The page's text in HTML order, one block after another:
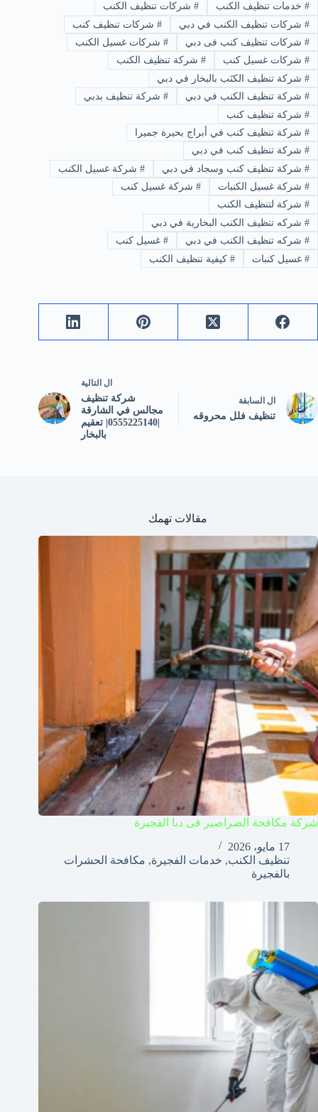
#خدمات تنظيف الكنب #شركات تنظيف الكنب
#شركات تنظيف الكنب في دبي #شركات تنظيف كنب
#شركات تنظيف كنب فى دبي #شركات غسيل الكنب
#شركات غسيل كنب #شركة تنظيف الكنب
#شركة تنظيف الكنَب بالبخار في دبي
#شركة تنظيف الكنب في دبي #شركة تنظيف بدبي
#شركة تنظيف كنب
#شركة تنظيف كنب في أبراج بحيرة جميرا
#شركة تنظيف كنب في دبي
#شركة تنظيف كنب وسجاد في دبي #شركة غسيل الكنب
#شركة غسيل الكنبات #شركة غسيل كنب
#شركة لتنظيف الكنب
#شركه تنظيف الكنب البخارية في دبي
#شركه تنظيف الكنب في دبي #غسيل كنب
#غسيل كنبات #كيفية تنظيف الكنب
ال السابقة
تنظيف فلل محروقه
ال التالية
شركة تنظيف
مجالس في الشارقة
|0555225140| تعقيم
بالبخار
مقالات تهمك
شركة مكافحة الصراصير فى دبا الفجيرة
17 مايو، 2026
تنظيف الكنب, خدمات الفجيرة, مكافحة الحشرات
بالفجيرة